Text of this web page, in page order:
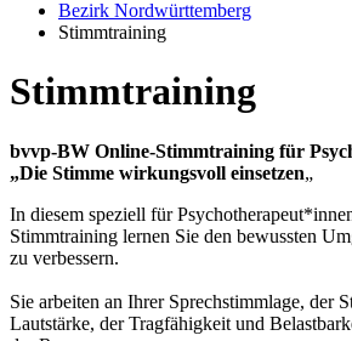
Bezirk Nordwürttemberg
Stimmtraining
Stimmtraining
bvvp-BW Online-Stimmtraining für
„Die Stimme wirkungsvoll einsetzen„
In diesem speziell für
Stimmtraining lernen Sie den bewussten
zu verbessern.
Sie arbeiten an Ihrer Sprechstimmlage, der
Lautstärke, der Tragfähigkeit und